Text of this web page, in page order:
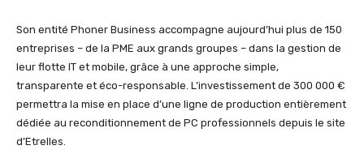
Son entité Phoner Business accompagne aujourd’hui plus de 150
entreprises – de la PME aux grands groupes – dans la gestion de
leur flotte IT et mobile, grâce à une approche simple,
transparente et éco-responsable. L’investissement de 300 000 €
permettra la mise en place d’une ligne de production entièrement
dédiée au reconditionnement de PC professionnels depuis le site
d’Etrelles.